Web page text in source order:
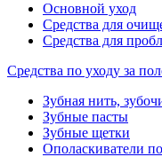
Основной уход
Средства для
Средства для
Средства по уходу за
Зубная нить,
Зубные пасты
Зубные щетки
Ополаскиватели